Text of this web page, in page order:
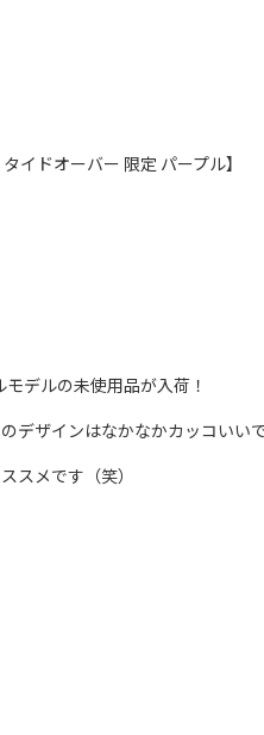
イドオーバー 限定 パープル】
デルの未使用品が入荷！
デザインはなかなかカッコいい
スメです（笑）